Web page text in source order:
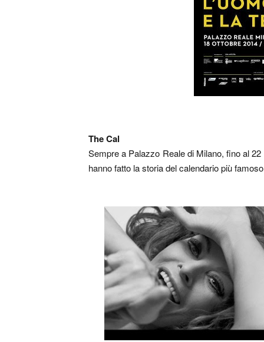
The Cal
Sempre a Palazzo Reale di Milano, fino al
hanno fatto la storia del calendario più